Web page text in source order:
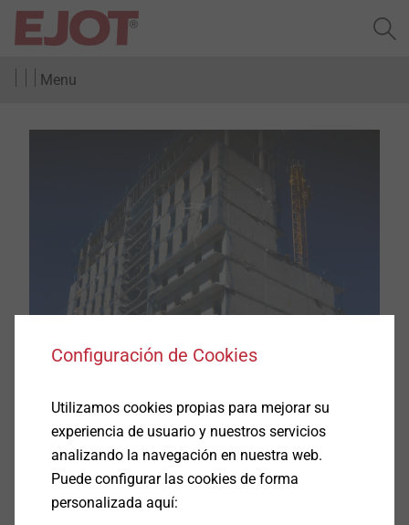
Menu
Edificio Skyline - Louvelia - EJOT
Configuración de Cookies
Utilizamos cookies propias para mejorar su
experiencia de usuario y nuestros servicios
analizando la navegación en nuestra web.
Puede configurar las cookies de forma
personalizada aquí: